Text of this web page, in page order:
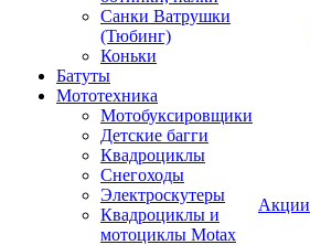
Санки Ватрушки
(Тюбинг)
Коньки
Батуты
Мототехника
Мотобуксировщики
Детские багги
Квадроциклы
Снегоходы
Электроскутеры
Квадроциклы и
мотоциклы Motax
Акции